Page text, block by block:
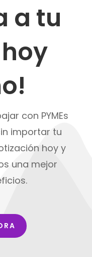
a tu
con PYMEs
importar tu
hoy y
una mejor